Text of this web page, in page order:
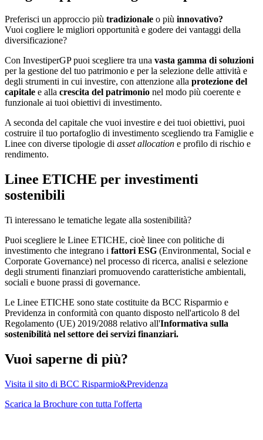
Preferisci un approccio più tradizionale o più innovativo?
Vuoi cogliere le migliori opportunità e godere dei vantaggi della
diversificazione?
Con InvestiperGP puoi scegliere tra una vasta gamma di soluzioni
per la gestione del tuo patrimonio e per la selezione delle attività e
degli strumenti in cui investire, con attenzione alla protezione del
capitale e alla crescita del patrimonio nel modo più coerente e
funzionale ai tuoi obiettivi di investimento.
A seconda del capitale che vuoi investire e dei tuoi obiettivi, puoi
costruire il tuo portafoglio di investimento scegliendo tra Famiglie e
Linee con diverse tipologie di asset allocation e profilo di rischio e
rendimento.
Linee ETICHE per investimenti
sostenibili
Ti interessano le tematiche legate alla sostenibilità?
Puoi scegliere le Linee ETICHE, cioè linee con politiche di
investimento che integrano i fattori ESG (Environmental, Social e
Corporate Governance) nel processo di ricerca, analisi e selezione
degli strumenti finanziari promuovendo caratteristiche ambientali,
sociali e buone prassi di governance.
Le Linee ETICHE sono state costituite da BCC Risparmio e
Previdenza in conformità con quanto disposto nell'articolo 8 del
Regolamento (UE) 2019/2088 relativo all'Informativa sulla
sostenibilità nel settore dei servizi finanziari.
Vuoi saperne di più?
Visita il sito di BCC Risparmio&Previdenza
Scarica la Brochure con tutta l'offerta